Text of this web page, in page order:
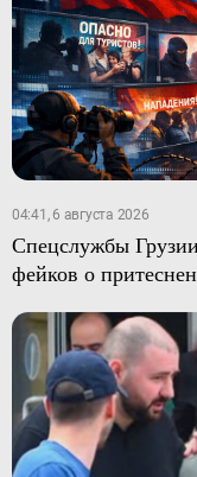
04:41, 6 августа 2026
Спецслужбы
фейков о